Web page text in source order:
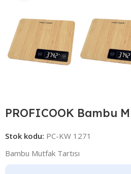
PROFICOOK Bambu
Stok kodu: PC-KW 1271
Bambu Mutfak Tartısı